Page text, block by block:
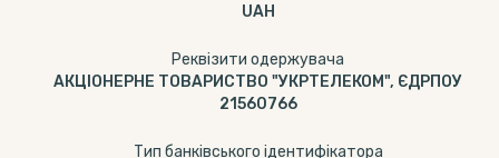
UAH
Реквізити одержувача
АКЦІОНЕРНЕ ТОВАРИСТВО "УКРТЕЛЕКОМ", ЄДРПОУ
21560766
Тип банківського ідентифікатора